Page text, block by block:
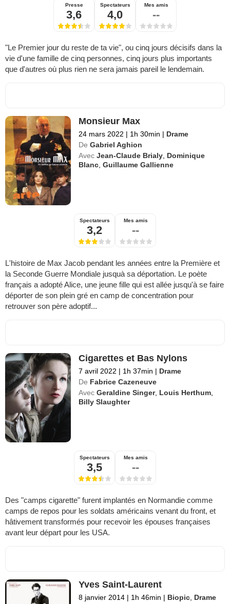
Presse
3,6
Spectateurs
4,0
Mes amis
--
"Le Premier jour du reste de ta vie", ou cinq jours décisifs dans la
vie d'une famille de cinq personnes, cinq jours plus importants
que d'autres où plus rien ne sera jamais pareil le lendemain.
Monsieur Max
24 mars 2022 | 1h 30min | Drame
De Gabriel Aghion
Avec Jean-Claude Brialy Dominique
Blanc ,Guillaume Gallienne
Spectateurs
3,2
Mes amis
--
L'histoire de Max Jacob pendant les années entre la Première et
la Seconde Guerre Mondiale jusquà sa déportation. Le poète
français a adopté Alice, une jeune fille qui est allée jusqu'à se faire
déporter de son plein gré en camp de concentration pour
retrouver son père adoptif...
Cigarettes et Bas Nylons
7 avril 2022 | 1h 37min | Drame
De Fabrice Cazeneuve
Avec Geraldine Singer, Louis Herthum,
Billy Slaughter
Spectateurs
3,5
Mes amis
--
Des "camps cigarette" furent implantés en Normandie comme
camps de repos pour les soldats américains venant du front, et
hâtivement transformés pour recevoir les épouses françaises
avant leur départ pour les USA.
Yves Saint-Laurent
8 janvier 2014 | 1h 46min | Biopic, Drame